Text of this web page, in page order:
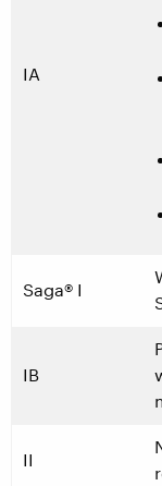
IA
Saga® I
IB
II